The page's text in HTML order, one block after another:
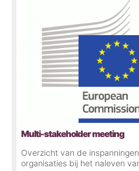
Multi-stakeholder meeting
Overzicht van de
organisaties bij het naleven